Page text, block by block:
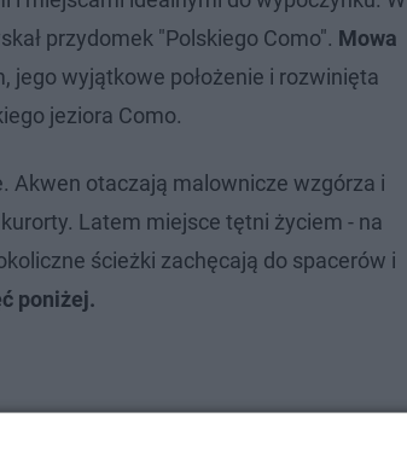
przydomek "Polskiego Como". Mowa
jego wyjątkowe położenie i rozwinięta
jeziora Como.
Akwen otaczają malownicze wzgórza i
Latem miejsce tętni życiem - na
ścieżki zachęcają do spacerów i
poniżej.